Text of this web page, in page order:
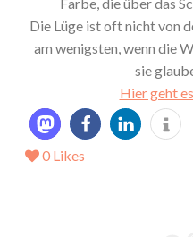
Die Lüge ist oft nicht von
am wenigsten, wenn die
sie
Hier geht
0 Likes